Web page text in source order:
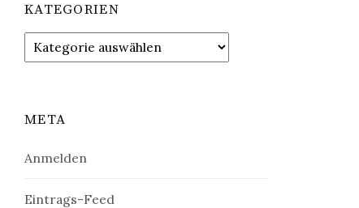
KATEGORIEN
Kategorien
META
Anmelden
Eintrags-Feed